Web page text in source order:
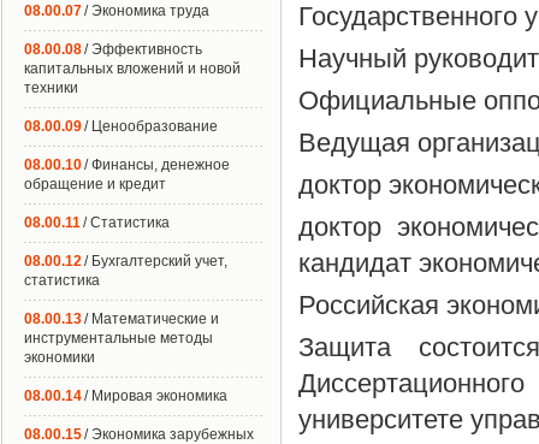
Государственного
Научный
Официальные
Ведущая
доктор
доктор
кандидат
Российская
Защита
университете
08.00.07/ Экономика труда
08.00.08/ Эффективность
капитальных вложений и новой
техники
08.00.09/ Ценообразование
08.00.10/ Финансы, денежное
обращение и кредит
08.00.11/ Статистика
08.00.12/ Бухгалтерский учет,
статистика
08.00.13/ Математические и
инструментальные методы
экономики
08.00.14/ Мировая экономика
08.00.15/ Экономика зарубежных